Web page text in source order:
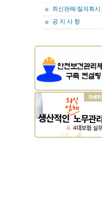
최신판례/질의회시
공 지 사 항